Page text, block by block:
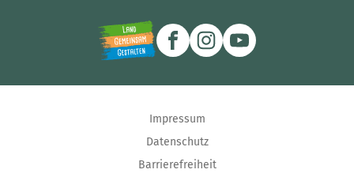
Impressum
Datenschutz
Barrierefreiheit